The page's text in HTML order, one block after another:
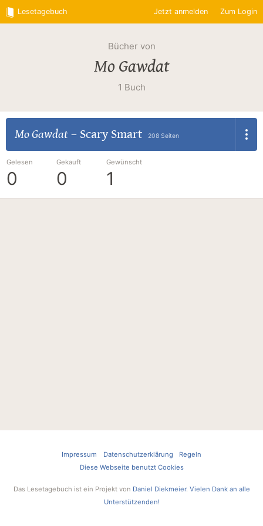
Lesetagebuch Jetzt anmelden Zum Login
Bücher von
Mo Gawdat
1 Buch
Mo Gawdat– Scary Smart 208 Seiten
Gelesen
0
Gekauft
0
Gewünscht
1
Impressum Datenschutzerklärung
Regeln
Diese Webseite benutzt Cookies
Das Lesetagebuch ist ein Projekt von Daniel Diekmeier. Vielen Dank an alle
Unterstützenden!